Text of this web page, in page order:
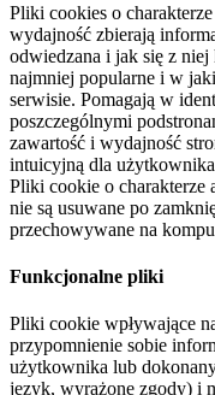
Pliki cookies o
wydajność zbierają
odwiedzana i jak się z
najmniej popularne i w
serwisie. Pomagają w
poszczególnymi
zawartość i wydajność
intuicyjną dla
Pliki cookie o charakterze
nie są usuwane po
przechowywane na
Funkcjonalne pliki
Pliki cookie wpływające
przypomnienie sobie
użytkownika lub
język, wyrażone zgody) i